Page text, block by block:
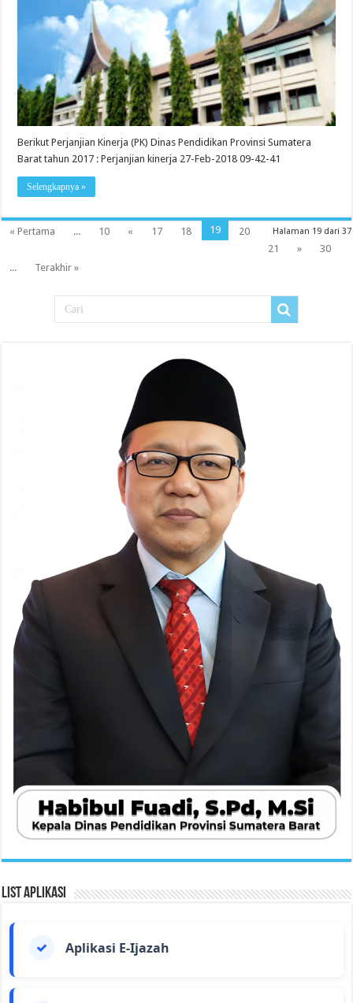
Berikut Perjanjian Kinerja (PK) Dinas Pendidikan Provinsi Sumatera
Barat tahun 2017 : Perjanjian kinerja 27-Feb-2018 09-42-41
Selengkapnya »
Halaman 19 dari 37
« Pertama ... 10 « 17 18 19
20
21
»
30
...
Terakhir »
List Aplikasi
Aplikasi E-Ijazah